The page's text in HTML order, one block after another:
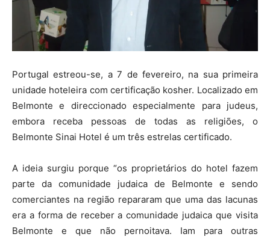
Portugal estreou-se, a 7 de fevereiro, na sua primeira
unidade hoteleira com certificação kosher. Localizado em
Belmonte e direccionado especialmente para judeus,
embora receba pessoas de todas as religiões, o
Belmonte Sinai Hotel é um três estrelas certificado.
A ideia surgiu porque “os proprietários do hotel fazem
parte da comunidade judaica de Belmonte e sendo
comerciantes na região repararam que uma das lacunas
era a forma de receber a comunidade judaica que visita
Belmonte e que não pernoitava. Iam para outras